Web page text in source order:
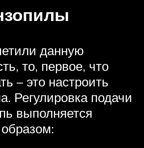
данную
то, первое, что
– это настроить
Регулировка подачи
выполняется